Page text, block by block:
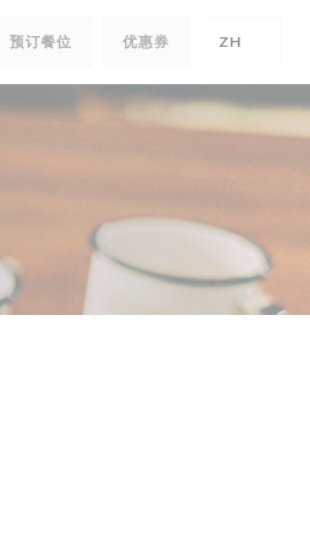
预订餐位 优惠券 ZH